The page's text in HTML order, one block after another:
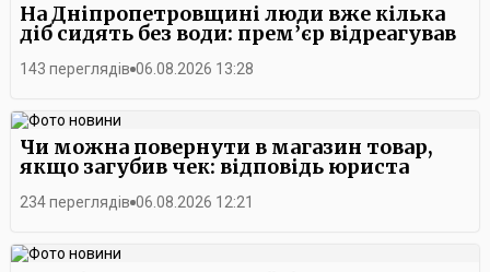
На Дніпропетровщині люди вже кілька
діб сидять без води: прем’єр відреагував
143 переглядів 06.08.2026 13:28
Чи можна повернути в магазин товар,
якщо загубив чек: відповідь юриста
234 переглядів 06.08.2026 12:21